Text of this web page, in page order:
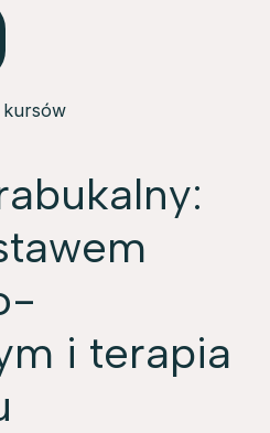
i terapia